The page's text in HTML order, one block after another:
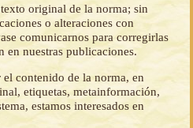
original de la norma; sin
o alteraciones con
comunicarnos para corregirlas
nuestras publicaciones.
contenido de la norma, en
etiquetas, metainformación,
estamos interesados en